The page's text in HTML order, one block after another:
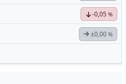
-0,05 %
±0,00 %